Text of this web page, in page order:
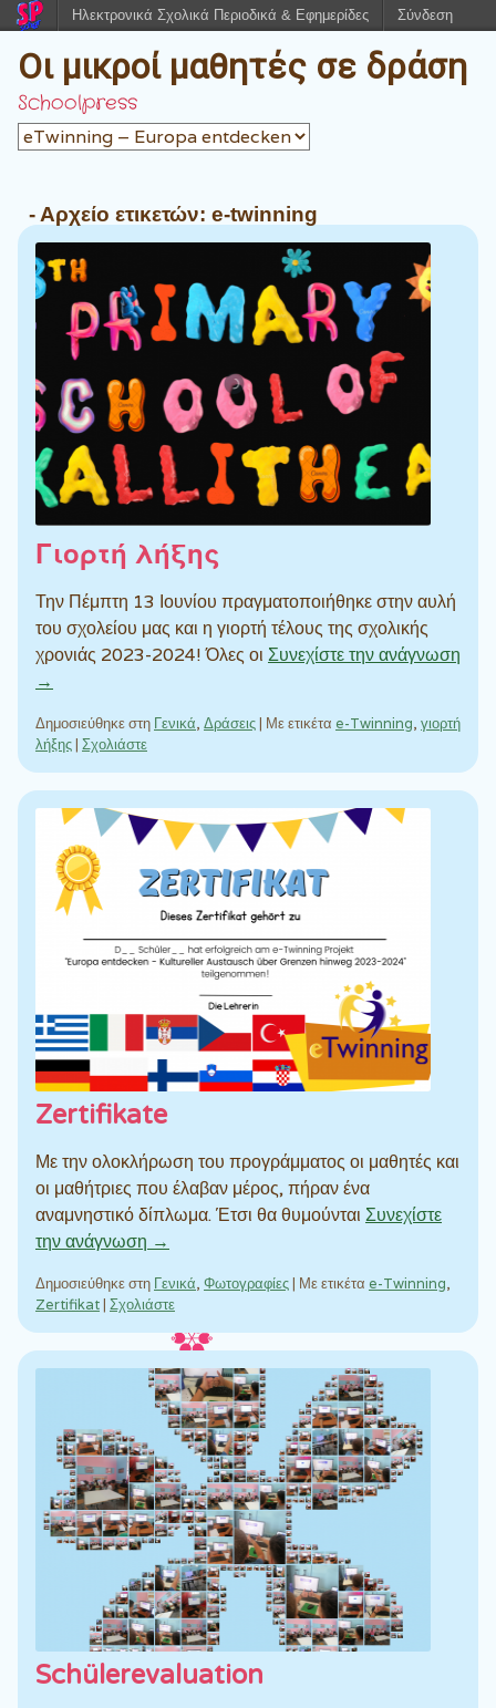
Οι μικροί μαθητές σε δράση
Schoolpress
- Αρχείο ετικετών: e-twinning
Γιορτή λήξης
Την Πέμπτη 13 Ιουνίου πραγματοποιήθηκε στην αυλή
του σχολείου μας και η γιορτή τέλους της σχολικής
χρονιάς 2023-2024! Όλες οι Συνεχίστε την ανάγνωση
→
Δημοσιεύθηκε στη Γενικά, Δράσεις| Με ετικέτα e-Twinning, γιορτή
λήξης| Σχολιάστε
Zertifikate
Με την ολοκλήρωση του προγράμματος οι μαθητές και
οι μαθήτριες που έλαβαν μέρος, πήραν ένα
αναμνηστικό δίπλωμα. Έτσι θα θυμούνται Συνεχίστε
την ανάγνωση →
Δημοσιεύθηκε στη Γενικά, Φωτογραφίες| Με ετικέτα e-Twinning,
Zertifikat| Σχολιάστε
Schülerevaluation
Ηλεκτρονικά Σχολικά Περιοδικά & Εφημερίδες Σύνδεση